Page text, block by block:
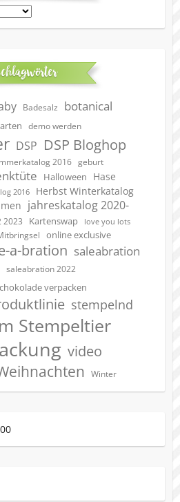
Badesalz
botanical
demo werden
DSP DSP Bloghop
2016 geburt
Halloween Hase
2016
Herbst Winterkatalog
jahreskatalog 2020-
2023 Kartenswap love you lots
online exclusive
a-bration saleabration
saleabration 2022
verpacken
stempelnd
Stempeltier
video
Winter